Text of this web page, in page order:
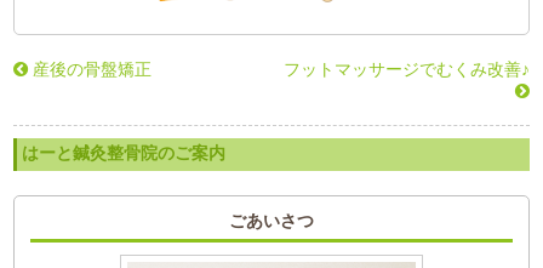
産後の骨盤矯正 フットマッサージでむくみ改善♪
はーと鍼灸整骨院のご案内
ごあいさつ